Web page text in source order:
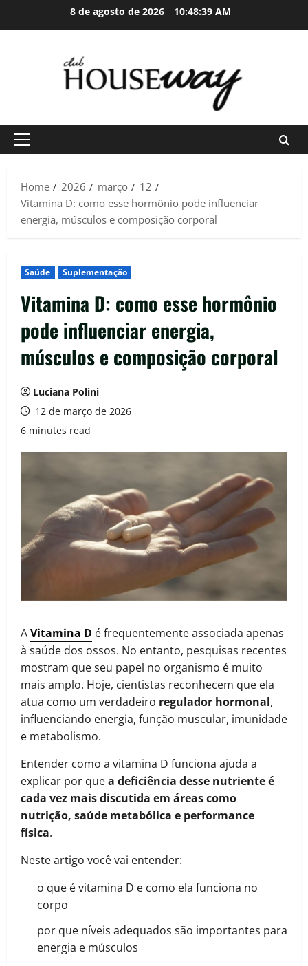
8 de agosto de 2026 10:48:40 AM
Primary
Home
2026 março
12
Vitamina D: como esse hormônio pode influenciar
energia, músculos e composição corporal
Saúde Suplementação
Vitamina D: como esse hormônio
pode influenciar energia,
músculos e composição corporal
Luciana Polini
12 de março de 2026
6 minutes read
AVitamina D é frequentemente associada apenas
à saúde dos ossos. No entanto, pesquisas recentes
mostram que seu papel no organismo é muito
mais amplo. Hoje, cientistas reconhecem que ela
atua como um verdadeiro regulador hormonal,
influenciando energia, função muscular, imunidade
e metabolismo.
Entender como a vitamina D funciona ajuda a
explicar por quea deficiência desse nutriente é
cada vez mais discutida em áreas como
nutrição, saúde metabólica e performance
física.
Neste artigo você vai entender:
o que é vitamina D e como ela funciona no
corpo
por que níveis adequados são importantes para
energia e músculos